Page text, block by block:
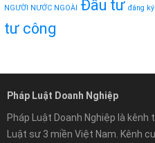
NGƯỜI NƯỚC NGOÀI Đầu tư đăng
tư công
Pháp Luật Doanh Nghiệp
Pháp Luật Doanh Nghiệp là
Luật sư 3 miền Việt Nam. Kênh